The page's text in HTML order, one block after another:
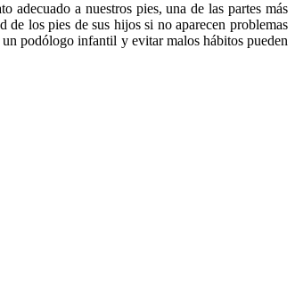
adecuado a nuestros pies, una de las partes más
de los pies de sus hijos si no aparecen problemas
un podólogo infantil y evitar malos hábitos pueden